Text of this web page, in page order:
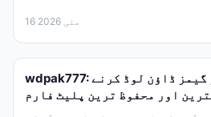
16 مئی 2026
wdpak777: آفیشل سافٹ ویئر اور گیمز ڈاؤن لوڈ کرنے
اور محفوظ ترین پلیٹ فارم